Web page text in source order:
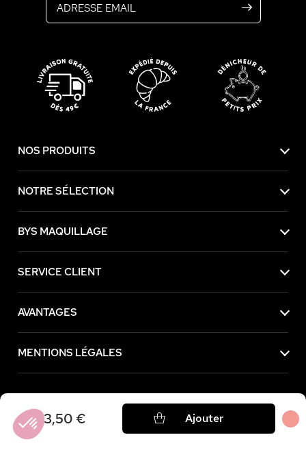
3,50 € Ajouter
NOS PRODUITS
NOTRE SÉLECTION
BYS MAQUILLAGE
SERVICE CLIENT
AVANTAGES
MENTIONS LÉGALES
Achetez maintenant, payez plus tard avec